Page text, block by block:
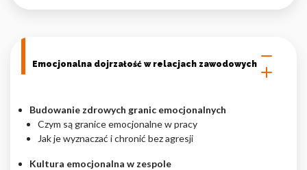
Emocjonalna dojrzałość w relacjach zawodowych
Budowanie zdrowych granic emocjonalnych
Czym są granice emocjonalne w pracy
Jak je wyznaczać i chronić bez agresji
Kultura emocjonalna w zespole